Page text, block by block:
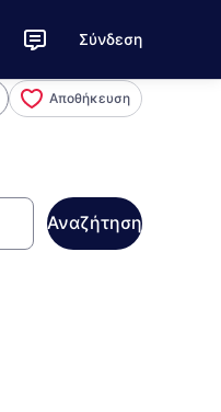
Σύνδεση
Αποθήκευση
Αναζήτηση